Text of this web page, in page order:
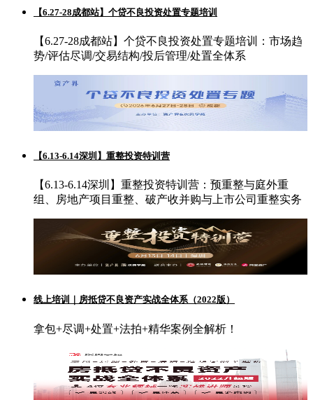
【6.27-28成都站】个贷不良投资处置专题培训
【6.27-28成都站】个贷不良投资处置专题培训：市场趋
势/评估尽调/交易结构/投后管理/处置全体系
【6.13-6.14深圳】重整投资特训营
【6.13-6.14深圳】重整投资特训营：预重整与庭外重
组、房地产项目重整、破产收并购与上市公司重整实务
线上培训｜房抵贷不良资产实战全体系（2022版）
拿包+尽调+处置+法拍+精华案例全解析！